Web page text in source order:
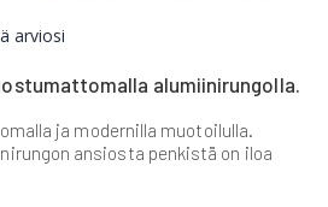
arviosi
alumiinirungolla.
ja modernilla muotoilulla.
ansiosta penkistä on iloa